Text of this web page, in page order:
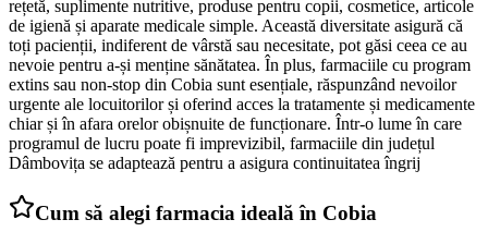
rețetă, suplimente nutritive, produse pentru copii, cosmetice, articole
de igienă și aparate medicale simple. Această diversitate asigură că
toți pacienții, indiferent de vârstă sau necesitate, pot găsi ceea ce au
nevoie pentru a-și menține sănătatea. În plus, farmaciile cu program
extins sau non-stop din Cobia sunt esențiale, răspunzând nevoilor
urgente ale locuitorilor și oferind acces la tratamente și medicamente
chiar și în afara orelor obișnuite de funcționare. Într-o lume în care
programul de lucru poate fi imprevizibil, farmaciile din județul
Dâmbovița se adaptează pentru a asigura continuitatea îngrij
Cum să alegi farmacia ideală în Cobia